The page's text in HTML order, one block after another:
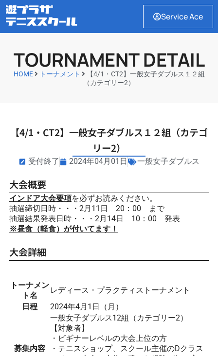
Service Ace
TOURNAMENT DETAIL
HOME トーナメント
【4/1・CT2】一般女子ダブルス１２組
（カテゴリー2）
【4/1・CT2】一般女子ダブルス１２組（カテゴ
リー2）
受付終了 2024年04月01日 一般女子ダブルス
大会概要
インドア大会要項を必ずお読みください。
抽選締切日時・・・2月11日 20：00 まで
抽選結果発表日時・・・2月14日 10：00 発表
※昼食（軽食）が付いてます！
大会詳細
トーナメン
ト名
レディース・プラクティストーナメント
日程
2024年4月1日（月）
募集内容
一般女子ダブルス12組（カテゴリー2）
【対象者】
・ビギナーレベルの大会上位の方
・テニスショップ、スクール主催のDクラス